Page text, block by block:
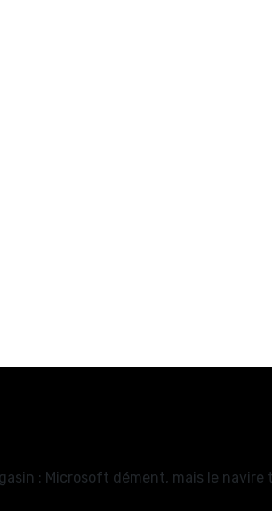
: Microsoft dément, mais le navire